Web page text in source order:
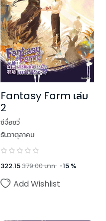
Fantasy Farm เล่ม
2
ซีจื่อซวี่
ธันวาตุลาคม
322.15379.00บาท -15 %
Add Wishlist